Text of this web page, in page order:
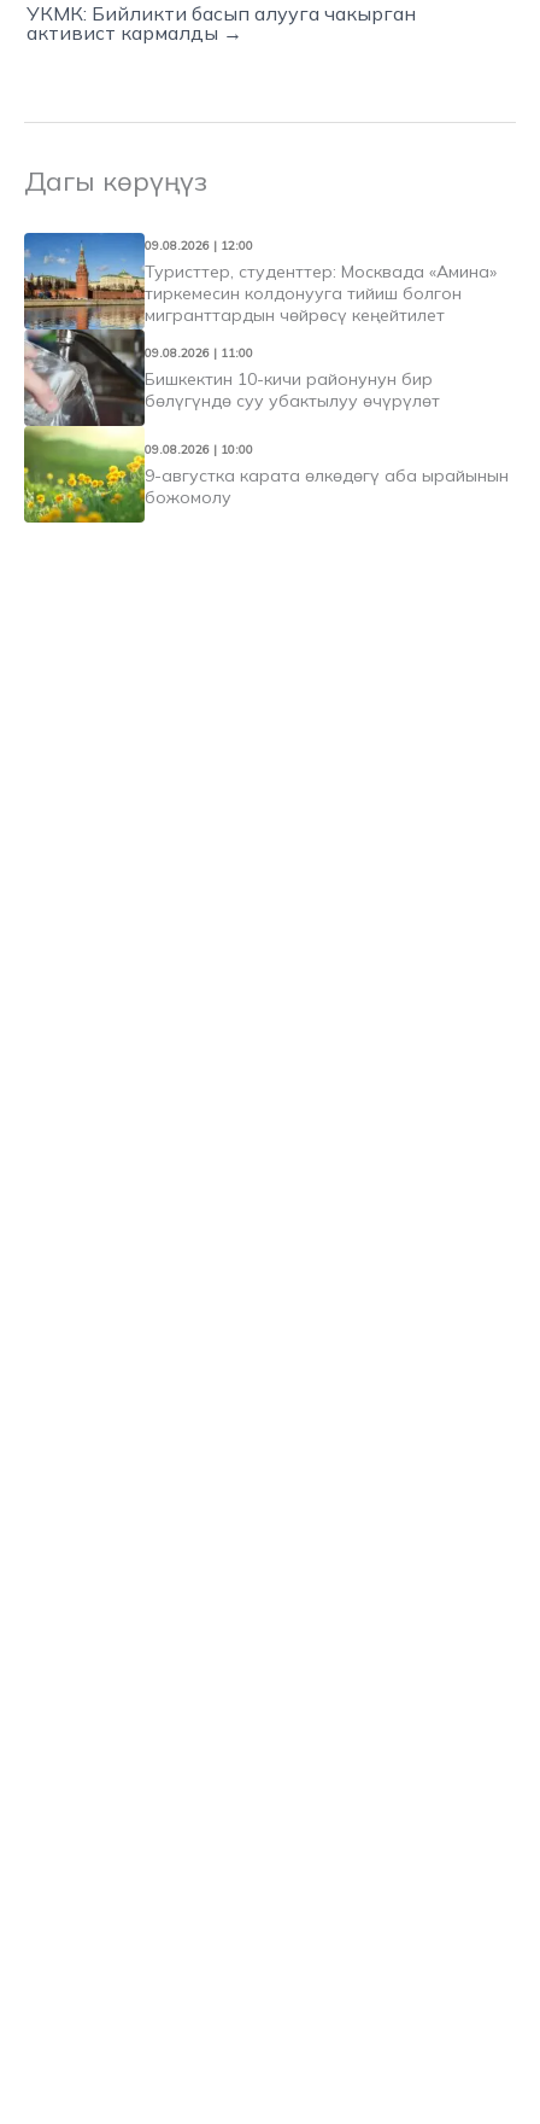
УКМК: Бийликти басып алууга чакырган
активист кармалды →
Дагы көрүңүз
09.08.2026 | 12:00
Туристтер, студенттер: Москвада «Амина»
тиркемесин колдонууга тийиш болгон
мигранттардын чөйрөсү кеңейтилет
09.08.2026 | 11:00
Бишкектин 10-кичи районунун бир
бөлүгүндө суу убактылуу өчүрүлөт
09.08.2026 | 10:00
9-августка карата өлкөдөгү аба ырайынын
божомолу